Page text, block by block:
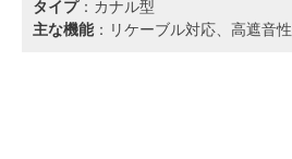
タイプ：カナル型
主な機能：リケーブル対応、高遮音性